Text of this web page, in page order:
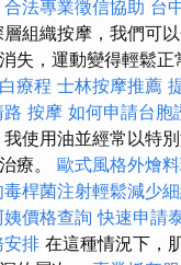
合法專業徵信協助 台
組織按摩，我們可
失，運動變得輕鬆正
療程 士林按摩推薦
路 按摩 如何申請台胞
使用油並經常以特
療。 歐式風格外燴
毒桿菌注射輕鬆減少
價格查詢 快速申請
安排 在這種情況下，